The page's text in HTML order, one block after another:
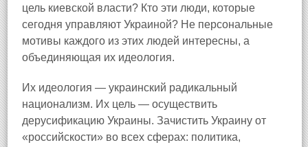
цель киевской власти? Кто эти люди, которые
сегодня управляют Украиной? Не персональные
мотивы каждого из этих людей интересны, а
объединяющая их идеология.
Их идеология — украинский радикальный
национализм. Их цель — осуществить
дерусификацию Украины. Зачистить Украину от
«российскости» во всех сферах: политика,